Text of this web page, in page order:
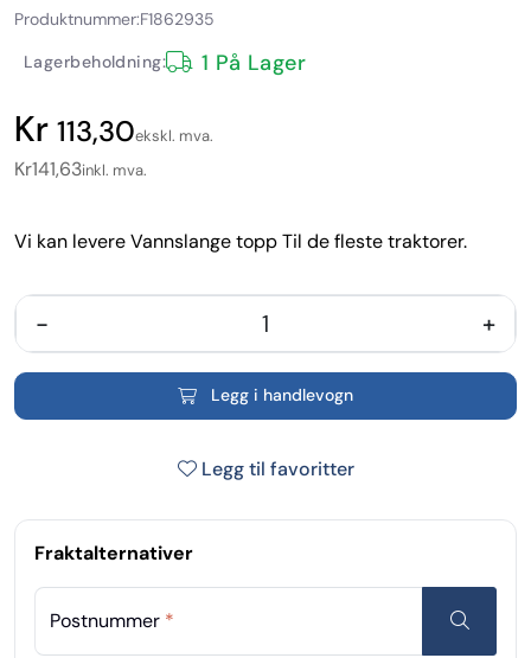
Produktnummer:F1862935
Lagerbeholdning: 1 På Lager
113,30ekskl. mva.
Kr141,63inkl. mva.
- +
Legg i handlevogn
Legg til favoritter
Vi kan levere Vannslange topp Til de fleste traktorer.
Fraktalternativer
Postnummer *